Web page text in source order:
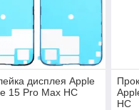
дисплея Apple
15 Pro Max HC
HC